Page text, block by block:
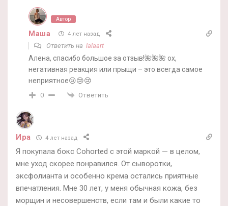
Автор
Маша 4 лет назад
Ответить на lalaart
Алена, спасибо большое за отзыв!🌺🌺🌺 ох,
негативная реакция или прыщи – это всегда самое
неприятное😢😢😢
0 Ответить
Ира 4 лет назад
Я покупала бокс Cohorted с этой маркой — в целом,
мне уход скорее понравился. От сыворотки,
эксфолианта и особенно крема остались приятные
впечатления. Мне 30 лет, у меня обычная кожа, без
морщин и несовершенств, если там и были какие то